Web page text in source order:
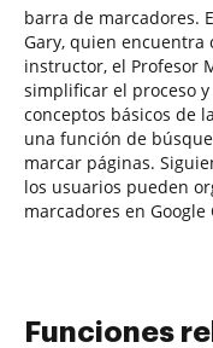
barra de marcadores.
Gary, quien encuentra
instructor, el Profesor
simplificar el proceso
conceptos básicos de
una función de
marcar páginas.
los usuarios pueden
marcadores en Google
Funciones